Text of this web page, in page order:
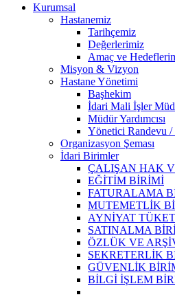
Kurumsal
Hastanemiz
Tarihçemiz
Değerlerimiz
Amaç ve
Misyon & Vizyon
Hastane Yönetimi
Başhekim
İdari Mali İşler
Müdür Yardımcısı
Yönetici Randevu /
Organizasyon Şeması
İdari Birimler
ÇALIŞAN HAK
EĞİTİM BİRİMİ
FATURALAMA
MUTEMETLİK
AYNİYAT
SATINALMA
ÖZLÜK VE
SEKRETERLİK
GÜVENLİK
BİLGİ İŞLEM